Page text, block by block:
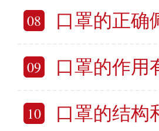
08 口罩的正确
09 口罩的作用
10 口罩的结构